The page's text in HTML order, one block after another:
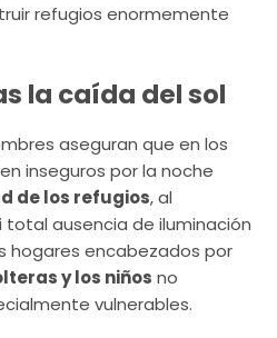
refugios enormemente
la caída del sol
aseguran que en los
inseguros por la noche
de los refugios, al
ausencia de iluminación
hogares encabezados por
y los niños no
vulnerables.